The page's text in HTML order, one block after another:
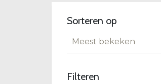
Sorteren op
Meest bekeken
Filteren